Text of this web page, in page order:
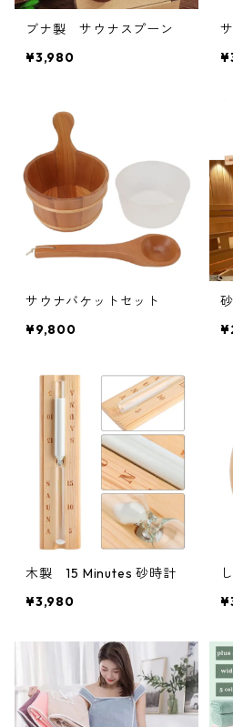
ブナ製 サウナスプーン
¥3,980
サウナバケットセット
¥9,800
木製 15 Minutes 砂時計
¥3,980